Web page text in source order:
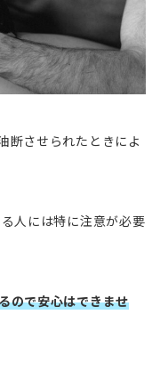
断させられたときによ
人には特に注意が必要
ので安心はできませ